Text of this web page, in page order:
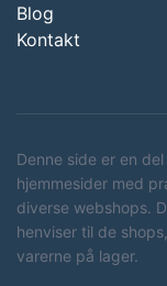
Blog
Kontakt
Denne side er en
hjemmesider med
diverse webshops.
henviser til de
varerne på lager.